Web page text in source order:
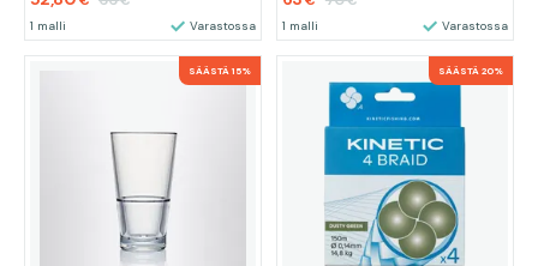
1 malli Varastossa 1 malli Varastossa
SÄÄSTÄ 15% SÄÄSTÄ 20%